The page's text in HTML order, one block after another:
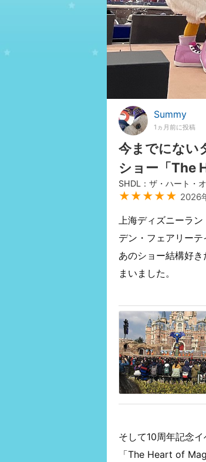
Summy
1ヵ月前に投稿
今までにない
ショー「The
SHDL：ザ・ハート・
★★★★★ 2026
上海ディズニーラ
デン・フェアリーテ
あのショー結構好
まいました。
そして10周年記念
「The Heart of